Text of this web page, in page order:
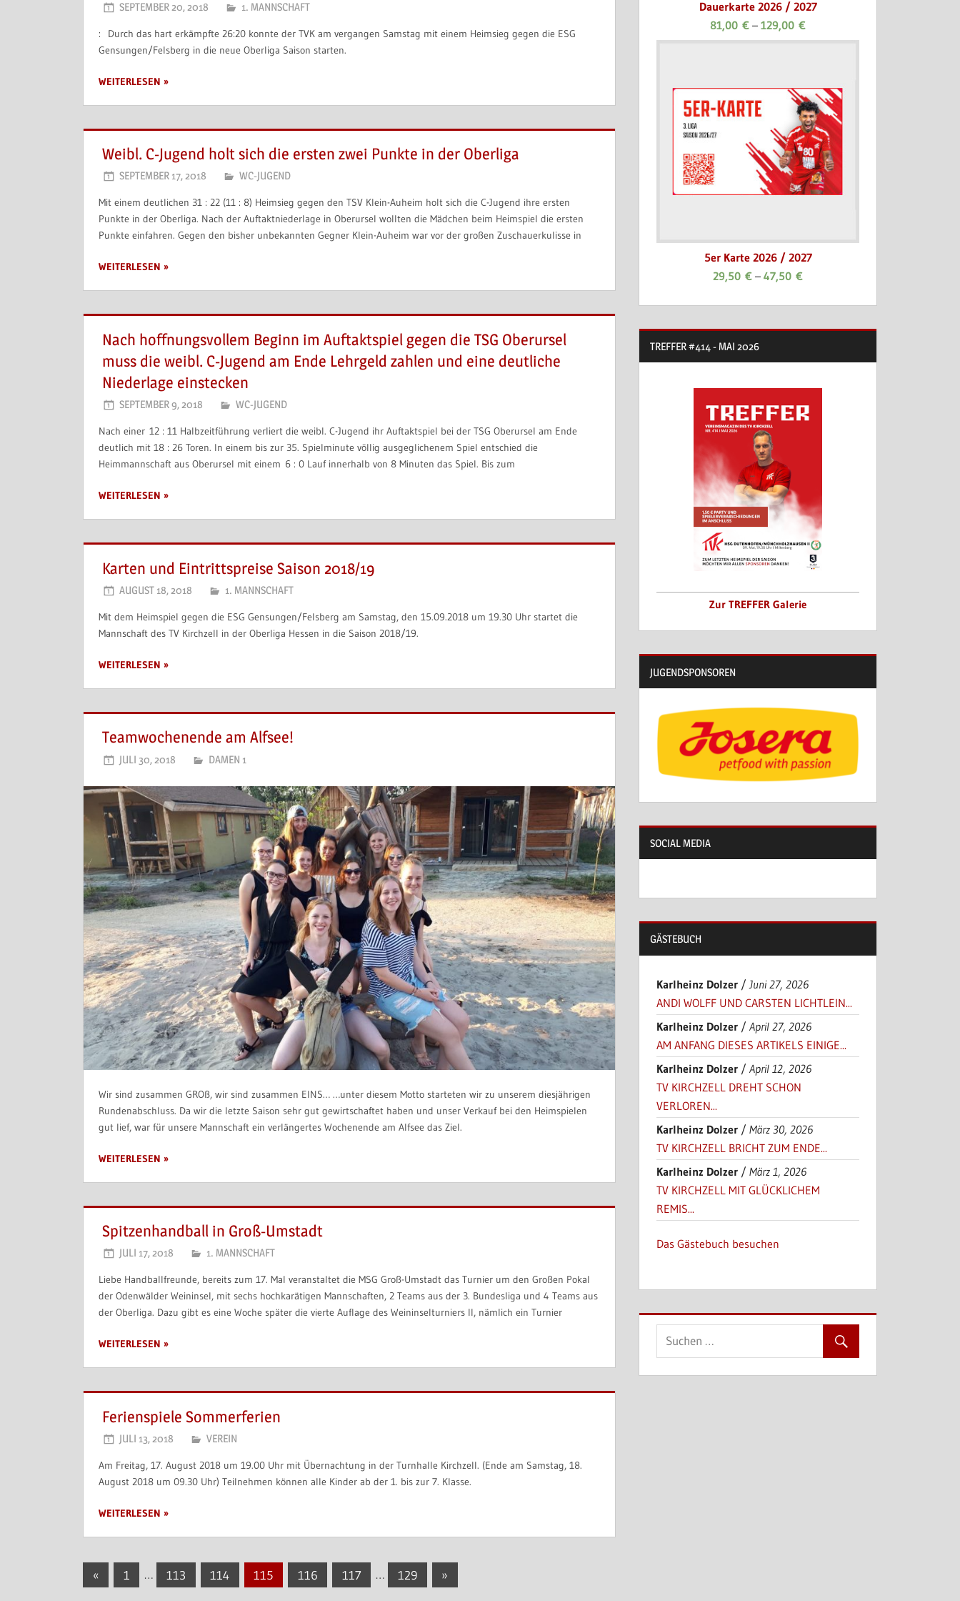
SEPTEMBER 20, 2018 1. MANNSCHAFT
: Durch das hart erkämpfte 26:20 konnte der TVK am vergangen Samstag mit einem Heimsieg gegen die ESG
Gensungen/Felsberg in die neue Oberliga Saison starten.
WEITERLESEN
Weibl. C-Jugend holt sich die ersten zwei Punkte in der Oberliga
SEPTEMBER 17, 2018 WC-JUGEND
Mit einem deutlichen 31 : 22 (11 : 8) Heimsieg gegen den TSV Klein-Auheim holt sich die C-Jugend ihre ersten
Punkte in der Oberliga. Nach der Auftaktniederlage in Oberursel wollten die Mädchen beim Heimspiel die ersten
Punkte einfahren. Gegen den bisher unbekannten Gegner Klein-Auheim war vor der großen Zuschauerkulisse in
WEITERLESEN
Nach hoffnungsvollem Beginn im Auftaktspiel gegen die TSG Oberursel
muss die weibl. C-Jugend am Ende Lehrgeld zahlen und eine deutliche
Niederlage einstecken
SEPTEMBER 9, 2018 WC-JUGEND
Nach einer 12 : 11 Halbzeitführung verliert die weibl. C-Jugend ihr Auftaktspiel bei der TSG Oberursel am Ende
deutlich mit 18 : 26 Toren. In einem bis zur 35. Spielminute völlig ausgeglichenem Spiel entschied die
Heimmannschaft aus Oberursel mit einem 6 : 0 Lauf innerhalb von 8 Minuten das Spiel. Bis zum
WEITERLESEN
Karten und Eintrittspreise Saison 2018/19
AUGUST 18, 2018 1. MANNSCHAFT
Mit dem Heimspiel gegen die ESG Gensungen/Felsberg am Samstag, den 15.09.2018 um 19.30 Uhr startet die
Mannschaft des TV Kirchzell in der Oberliga Hessen in die Saison 2018/19.
WEITERLESEN
Teamwochenende am Alfsee!
JULI 30, 2018 DAMEN 1
Wir sind zusammen GROß, wir sind zusammen EINS… …unter diesem Motto starteten wir zu unserem diesjährigen
Rundenabschluss. Da wir die letzte Saison sehr gut gewirtschaftet haben und unser Verkauf bei den Heimspielen
gut lief, war für unsere Mannschaft ein verlängertes Wochenende am Alfsee das Ziel.
WEITERLESEN
Spitzenhandball in Groß-Umstadt
JULI 17, 2018 1. MANNSCHAFT
Liebe Handballfreunde, bereits zum 17. Mal veranstaltet die MSG Groß-Umstadt das Turnier um den Großen Pokal
der Odenwälder Weininsel, mit sechs hochkarätigen Mannschaften, 2 Teams aus der 3. Bundesliga und 4 Teams aus
der Oberliga. Dazu gibt es eine Woche später die vierte Auflage des Weininselturniers II, nämlich ein Turnier
WEITERLESEN
Ferienspiele Sommerferien
JULI 13, 2018 VEREIN
Am Freitag, 17. August 2018 um 19.00 Uhr mit Übernachtung in der Turnhalle Kirchzell. (Ende am Samstag, 18.
August 2018 um 09.30 Uhr) Teilnehmen können alle Kinder ab der 1. bis zur 7. Klasse.
WEITERLESEN
Seitennummerierung
« Vorherige
1 … 113 114 115 116 117 … 129
Nächste
»
Dauerkarte 2026 / 2027
81,00€ –129,00€
5er Karte 2026 / 2027
29,50€ –47,50€
TREFFER #414 - MAI 2026
Zur TREFFER Galerie
JUGENDSPONSOREN
SOCIAL MEDIA
GÄSTEBUCH
Karlheinz Dolzer / Juni 27, 2026
ANDI WOLFF UND CARSTEN LICHTLEIN...
Karlheinz Dolzer /April 27, 2026
AM ANFANG DIESES ARTIKELS EINIGE...
Karlheinz Dolzer /April 12, 2026
TV KIRCHZELL DREHT SCHON
VERLOREN...
Karlheinz Dolzer /März 30, 2026
TV KIRCHZELL BRICHT ZUM ENDE...
Karlheinz Dolzer /März 1, 2026
TV KIRCHZELL MIT GLÜCKLICHEM
REMIS...
Das Gästebuch besuchen